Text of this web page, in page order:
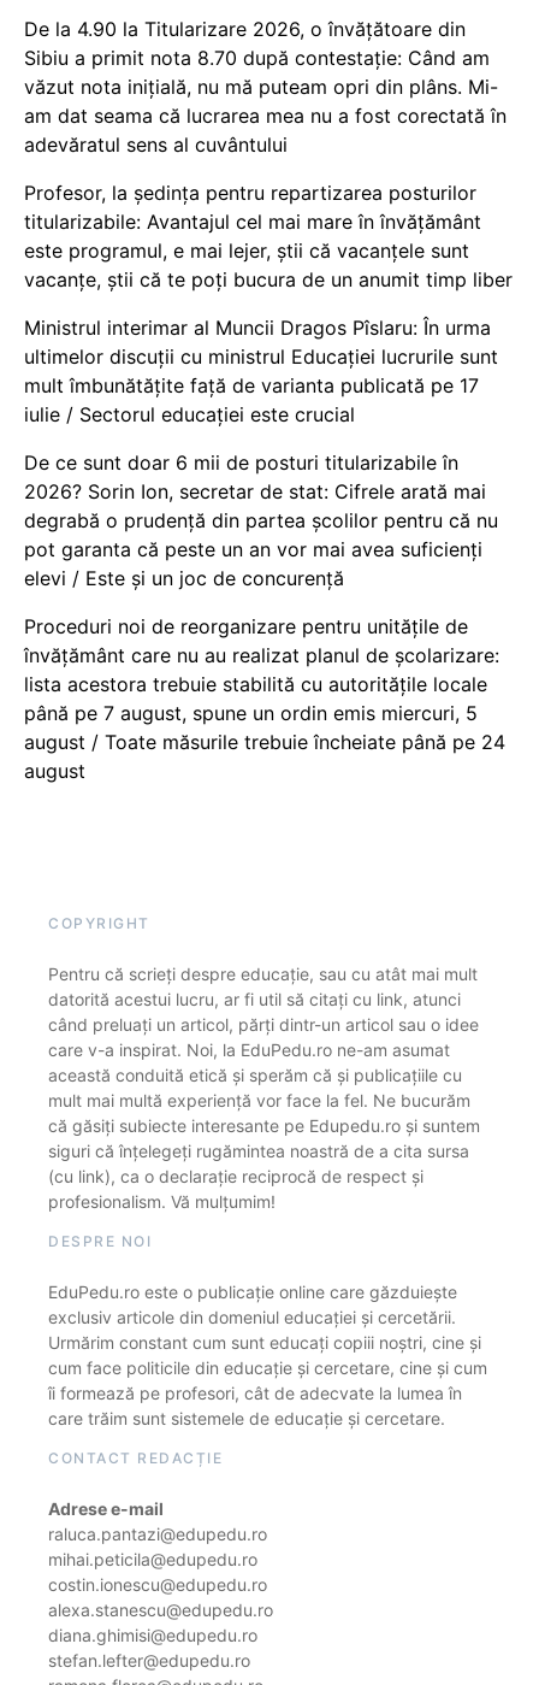
De la 4.90 la Titularizare 2026, o învățătoare din
Sibiu a primit nota 8.70 după contestație: Când am
văzut nota inițială, nu mă puteam opri din plâns. Mi-
am dat seama că lucrarea mea nu a fost corectată în
adevăratul sens al cuvântului
Profesor, la ședința pentru repartizarea posturilor
titularizabile: Avantajul cel mai mare în învățământ
este programul, e mai lejer, știi că vacanțele sunt
vacanţe, știi că te poți bucura de un anumit timp liber
Ministrul interimar al Muncii Dragos Pîslaru: În urma
ultimelor discuții cu ministrul Educației lucrurile sunt
mult îmbunătățite față de varianta publicată pe 17
iulie / Sectorul educației este crucial
De ce sunt doar 6 mii de posturi titularizabile în
2026? Sorin Ion, secretar de stat: Cifrele arată mai
degrabă o prudență din partea școlilor pentru că nu
pot garanta că peste un an vor mai avea suficienți
elevi / Este și un joc de concurență
Proceduri noi de reorganizare pentru unitățile de
învățământ care nu au realizat planul de școlarizare:
lista acestora trebuie stabilită cu autoritățile locale
până pe 7 august, spune un ordin emis miercuri, 5
august / Toate măsurile trebuie încheiate până pe 24
august
COPYRIGHT
Pentru că scrieți despre educație, sau cu atât mai mult
datorită acestui lucru, ar fi util să citați cu link, atunci
când preluați un articol, părți dintr-un articol sau o idee
care v-a inspirat. Noi, la EduPedu.ro ne-am asumat
această conduită etică și sperăm că și publicațiile cu
mult mai multă experiență vor face la fel. Ne bucurăm
că găsiți subiecte interesante pe Edupedu.ro și suntem
siguri că înțelegeți rugămintea noastră de a cita sursa
(cu link), ca o declarație reciprocă de respect și
profesionalism. Vă mulțumim!
DESPRE NOI
EduPedu.ro este o publicație online care găzduiește
exclusiv articole din domeniul educației și cercetării.
Urmărim constant cum sunt educați copiii noștri, cine și
cum face politicile din educație și cercetare, cine și cum
îi formează pe profesori, cât de adecvate la lumea în
care trăim sunt sistemele de educație și cercetare.
CONTACT REDACȚIE
Adrese e-mail
raluca.pantazi@edupedu.ro
mihai.peticila@edupedu.ro
costin.ionescu@edupedu.ro
alexa.stanescu@edupedu.ro
diana.ghimisi@edupedu.ro
stefan.lefter@edupedu.ro